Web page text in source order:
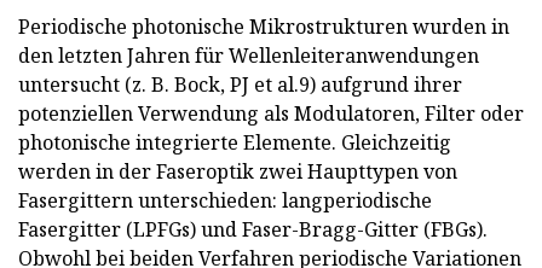
Periodische photonische Mikrostrukturen wurden in
den letzten Jahren für Wellenleiteranwendungen
untersucht (z. B. Bock, PJ et al.9) aufgrund ihrer
potenziellen Verwendung als Modulatoren, Filter oder
photonische integrierte Elemente. Gleichzeitig
werden in der Faseroptik zwei Haupttypen von
Fasergittern unterschieden: langperiodische
Fasergitter (LPFGs) und Faser-Bragg-Gitter (FBGs).
Obwohl bei beiden Verfahren periodische Variationen